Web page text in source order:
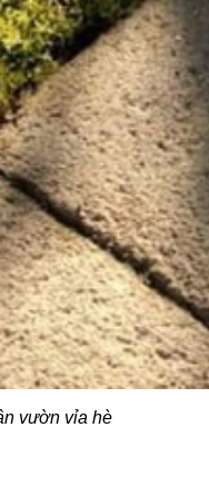
vườn vỉa hè